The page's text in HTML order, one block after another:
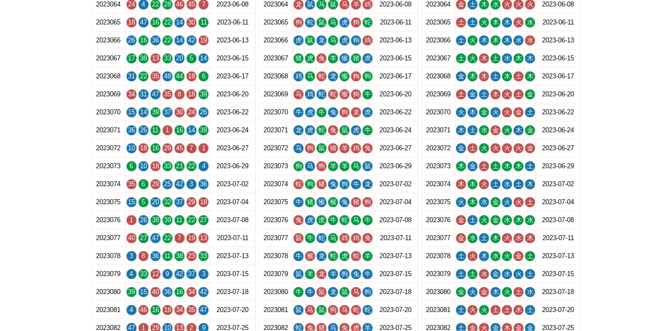
2023064 24 4 22 28 46 45 7 2023-06-08
2023065 18 47 16 22 14 30 11 2023-06-11
2023066 26 16 36 22 14 42 19 2023-06-13
2023067 17 38 13 33 20 5 14 2023-06-15
2023068 31 22 35 48 44 18 6 2023-06-17
2023069 34 31 47 35 8 18 39 2023-06-20
2023070 15 14 39 37 30 24 26 2023-06-22
2023071 36 26 11 1 16 14 39 2023-06-24
2023072 10 18 16 29 45 7 1 2023-06-27
2023073 6 10 18 33 21 22 4 2023-06-29
2023074 35 6 29 25 42 3 36 2023-07-02
2023075 15 5 20 32 37 29 18 2023-07-04
2023076 1 26 38 39 11 22 27 2023-07-08
2023077 40 27 47 22 7 19 13 2023-07-11
2023078 3 8 36 11 38 23 33 2023-07-13
2023079 4 33 12 9 42 37 3 2023-07-15
2023080 39 15 40 36 16 34 42 2023-07-18
2023081 4 46 16 18 34 35 47 2023-07-20
2023082 47 1 29 10 13 2 9 2023-07-25
2023064 龙 鼠 马 鼠 马 羊 鸡 2023-06-08
2023065 狗 蛇 鼠 马 虎 狗 蛇 2023-06-11
2023066 虎 鼠 龙 马 虎 狗 鸡 2023-06-13
2023067 猪 虎 兔 羊 猴 猪 虎 2023-06-15
2023068 鸡 马 蛇 龙 猴 狗 狗 2023-06-17
2023069 马 鸡 蛇 蛇 猴 狗 牛 2023-06-20
2023070 牛 虎 牛 兔 狗 龙 虎 2023-06-22
2023071 龙 虎 蛇 兔 鼠 虎 牛 2023-06-24
2023072 马 狗 鼠 猪 羊 鸡 兔 2023-06-27
2023073 狗 马 狗 羊 羊 马 鼠 2023-06-29
2023074 蛇 狗 猪 兔 狗 牛 龙 2023-07-02
2023075 牛 猪 猴 猴 兔 猪 狗 2023-07-04
2023076 兔 虎 虎 牛 蛇 马 牛 2023-07-08
2023077 鼠 牛 蛇 马 鸡 鸡 兔 2023-07-11
2023078 牛 猴 龙 蛇 虎 蛇 羊 2023-07-13
2023079 鼠 羊 龙 羊 狗 兔 牛 2023-07-15
2023080 牛 牛 鼠 龙 鼠 马 狗 2023-07-18
2023081 鼠 马 鼠 狗 马 蛇 蛇 2023-07-20
2023082 蛇 兔 猪 马 兔 虎 羊 2023-07-25
2023064 金 土 木 水 火 火 火 2023-06-08
2023065 土 土 火 木 木 火 水 2023-06-11
2023066 土 火 木 木 木 水 水 2023-06-13
2023067 土 火 木 土 水 木 木 2023-06-15
2023068 金 木 木 土 木 土 木 2023-06-17
2023069 土 金 土 木 火 土 金 2023-06-20
2023070 火 木 金 火 火 金 土 2023-06-22
2023071 木 土 水 金 火 木 金 2023-06-24
2023072 金 土 火 火 火 火 金 2023-06-27
2023073 木 金 土 土 木 木 土 2023-06-29
2023074 木 木 火 土 水 土 木 2023-07-02
2023075 火 木 水 金 火 火 土 2023-07-04
2023076 金 土 火 金 水 木 水 2023-07-08
2023077 金 水 土 木 火 水 木 2023-07-11
2023078 土 火 木 水 火 金 土 2023-07-13
2023079 土 土 水 金 水 火 土 2023-07-15
2023080 金 火 金 木 火 土 水 2023-07-18
2023081 土 火 火 土 土 木 土 2023-07-20
2023082 土 金 火 金 木 金 金 2023-07-25